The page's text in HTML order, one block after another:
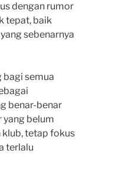
dengan rumor
tepat, baik
sebenarnya
bagi semua
benar-benar
yang belum
klub, tetap fokus
terlalu